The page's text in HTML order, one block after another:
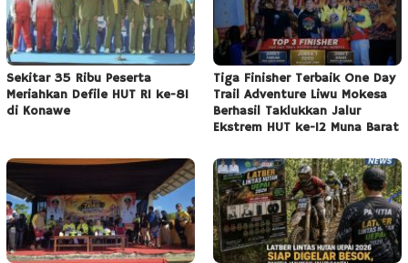
Sekitar 35 Ribu Peserta
Meriahkan Defile HUT RI ke-81
di Konawe
Tiga Finisher Terbaik One Day
Trail Adventure Liwu Mokesa
Berhasil Taklukkan Jalur
Ekstrem HUT ke-12 Muna Barat